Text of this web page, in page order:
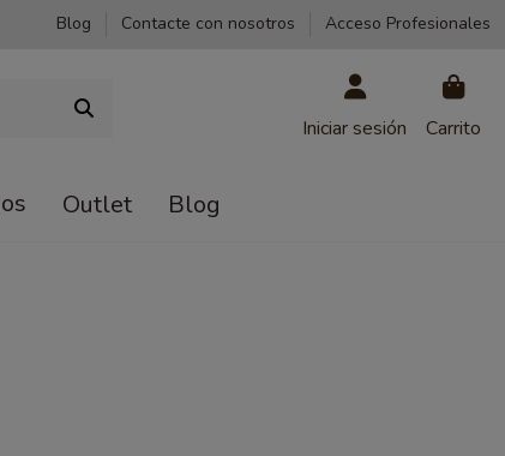
Blog Contacte con nosotros Acceso Profesionales
Iniciar sesión Carrito
Outlet Blog